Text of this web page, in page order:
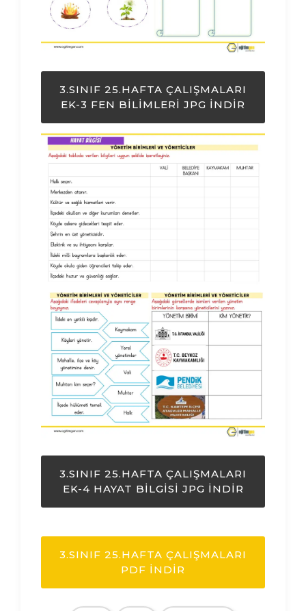
3.SINIF 25.HAFTA ÇALIŞMALARI
EK-3 FEN BILIMLERI JPG İNDIR
3.SINIF 25.HAFTA ÇALIŞMALARI
EK-4 HAYAT BILGISI JPG İNDIR
3.SINIF 25.HAFTA ÇALIŞMALARI
PDF İNDIR